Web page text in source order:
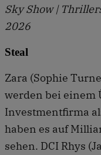
Sky Show |
2026
Steal
Zara (Sophie
werden bei einem
Investmentfirma
haben es auf
sehen. DCI Rhys